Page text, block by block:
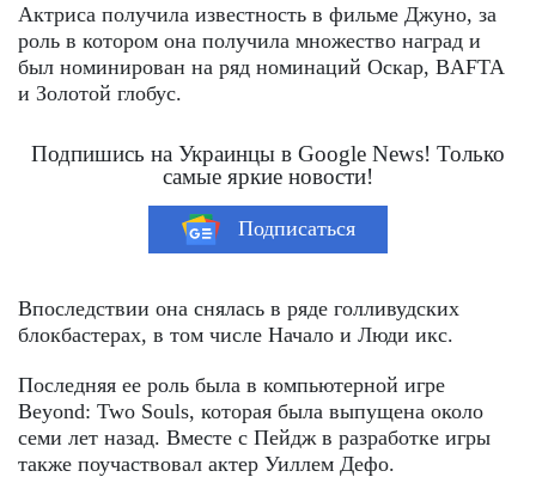
Актриса получила известность в фильме Джуно, за
роль в котором она получила множество наград и
был номинирован на ряд номинаций Оскар, BAFTA
и Золотой глобус.
Подпишись на Украинцы в Google News! Только
самые яркие новости!
Подписаться
Впоследствии она снялась в ряде голливудских
блокбастерах, в том числе Начало и Люди икс.
Последняя ее роль была в компьютерной игре
Beyond: Two Souls, которая была выпущена около
семи лет назад. Вместе с Пейдж в разработке игры
также поучаствовал актер Уиллем Дефо.